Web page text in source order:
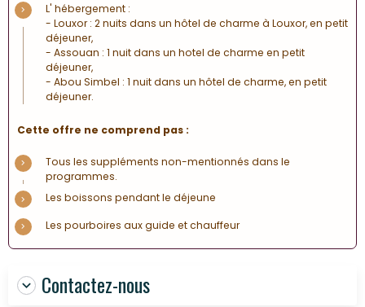
L' hébergement :
- Louxor : 2 nuits dans un hôtel de charme à Louxor, en petit
déjeuner,
- Assouan : 1 nuit dans un hotel de charme en petit
déjeuner,
- Abou Simbel : 1 nuit dans un hôtel de charme, en petit
déjeuner.
Cette offre ne comprend pas :
Tous les suppléments non-mentionnés dans le
programmes.
Les boissons pendant le déjeune
Les pourboires aux guide et chauffeur
Contactez-nous